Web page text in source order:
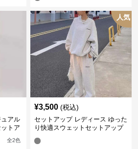
アル
トア
全2色
人気
¥3,500 (税込)
セットアップ レディース ゆった
り快適スウェットセットアップ